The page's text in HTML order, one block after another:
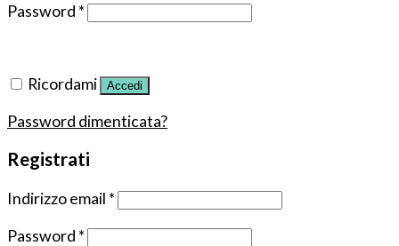
Password *
Ricordami Accedi
Password dimenticata?
Registrati
Indirizzo email *
Password *